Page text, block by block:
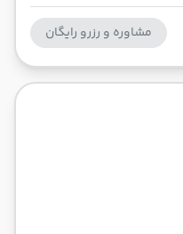
مشاوره و رزرو رایگان